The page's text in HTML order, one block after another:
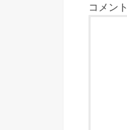
コメント